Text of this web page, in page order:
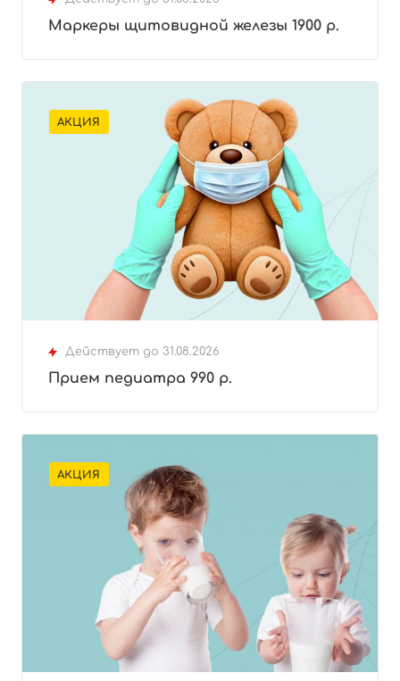
Маркеры щитовидной железы 1900 р.
Действует до 31.08.2026
Прием педиатра 990 р.
АКЦИЯ
АКЦИЯ